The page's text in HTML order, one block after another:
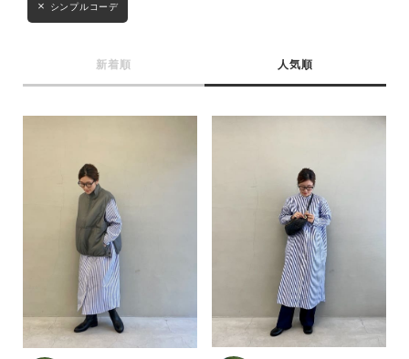
MENS KIDS
シンプルコーデ
新着順 人気順